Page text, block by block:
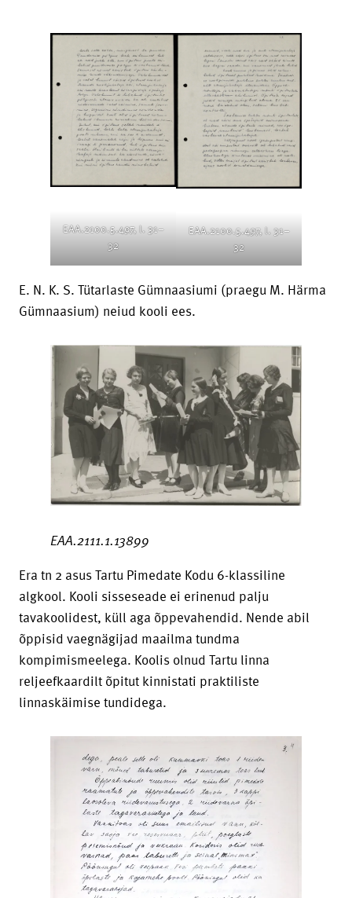
EAA.2100.5.497, l. 31–
32
EAA.2100.5.497, l. 31–
32
E. N. K. S. Tütarlaste Gümnaasiumi (praegu M. Härma
Gümnaasium) neiud kooli ees.
EAA.2111.1.13899
Era tn 2 asus Tartu Pimedate Kodu 6-klassiline
algkool. Kooli sisseseade ei erinenud palju
tavakoolidest, küll aga õppevahendid. Nende abil
õppisid vaegnägijad maailma tundma
kompimismeelega. Koolis olnud Tartu linna
reljeefkaardilt õpitut kinnistati praktiliste
linnaskäimise tundidega.